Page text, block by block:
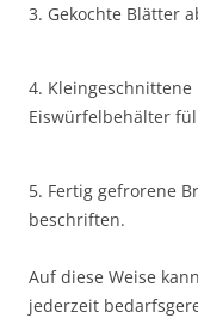
3. Gekochte Blätter
4.
Eiswürfelbehälter
5. Fertig gefrorene
beschriften.
Auf diese Weise
jederzeit